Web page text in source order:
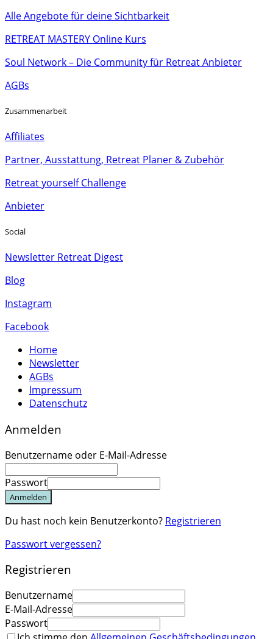
Alle Angebote für deine Sichtbarkeit
RETREAT MASTERY Online Kurs
Soul Network – Die Community für Retreat Anbieter
AGBs
Zusammenarbeit
Affiliates
Partner, Ausstattung, Retreat Planer & Zubehör
Retreat yourself Challenge
Anbieter
Social
Newsletter Retreat Digest
Blog
Instagram
Facebook
Home
Newsletter
AGBs
Impressum
Datenschutz
Anmelden
Benutzername oder E-Mail-Adresse
Passwort
Anmelden
Du hast noch kein Benutzerkonto? Registrieren
Passwort vergessen?
Registrieren
Benutzername
E-Mail-Adresse
Passwort